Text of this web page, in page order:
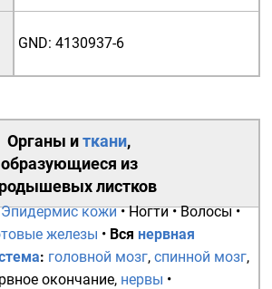
GND: 4130937-6
Органы иткани,
образующиеся из
листков
Эпидермис кожи• Ногти• Волосы•
железы • Вся нервная
: головной мозг, спинной мозг,
окончание, нервы •